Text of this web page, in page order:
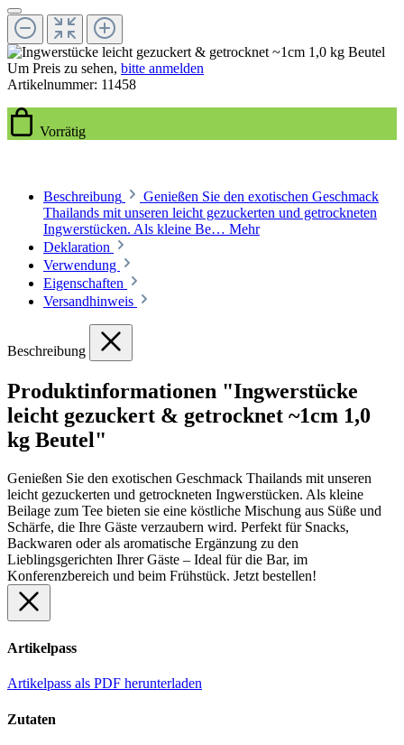
Um Preis zu sehen, bitte anmelden
Artikelnummer: 11458
Vorrätig
Beschreibung
Genießen Sie den exotischen Geschmack
Thailands mit unseren leicht gezuckerten und getrockneten
Ingwerstücken. Als kleine Be… Mehr
Deklaration
Verwendung
Eigenschaften
Versandhinweis
Beschreibung
Produktinformationen "Ingwerstücke
leicht gezuckert & getrocknet ~1cm 1,0
kg Beutel"
Genießen Sie den exotischen Geschmack Thailands mit unseren
leicht gezuckerten und getrockneten Ingwerstücken. Als kleine
Beilage zum Tee bieten sie eine köstliche Mischung aus Süße und
Schärfe, die Ihre Gäste verzaubern wird. Perfekt für Snacks,
Backwaren oder als aromatische Ergänzung zu den
Lieblingsgerichten Ihrer Gäste – Ideal für die Bar, im
Konferenzbereich und beim Frühstück. Jetzt bestellen!
Artikelpass
Artikelpass als PDF herunterladen
Zutaten